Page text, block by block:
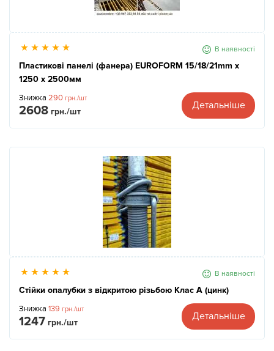
В наявності
Пластикові панелі (фанера) EUROFORM 15/18/21mm x
1250 x 2500мм
Знижка 290 грн./шт
2608 грн./шт
Детальніше
В наявності
Стійки опалубки з відкритою різьбою Клас А (цинк)
Знижка 139 грн./шт
1247 грн./шт
Детальніше